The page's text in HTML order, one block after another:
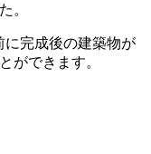
。
完成後の建築物が
ができます。